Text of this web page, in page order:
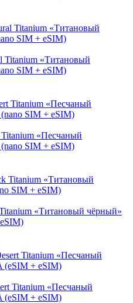
Titanium «Tитановый
SIM + eSIM)
«Песчаный
SIM + eSIM)
«Титановый чёрный»
Titanium «Песчаный
(eSIM + eSIM)